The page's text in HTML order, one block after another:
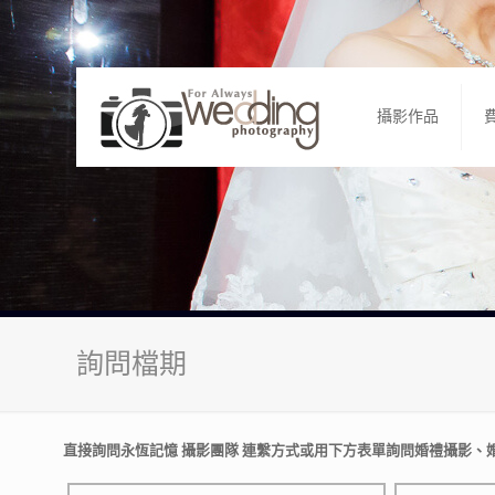
攝影作品
詢問檔期
直接詢問永恆記憶 攝影團隊 連繫方式或用下方表單詢問婚禮攝影、